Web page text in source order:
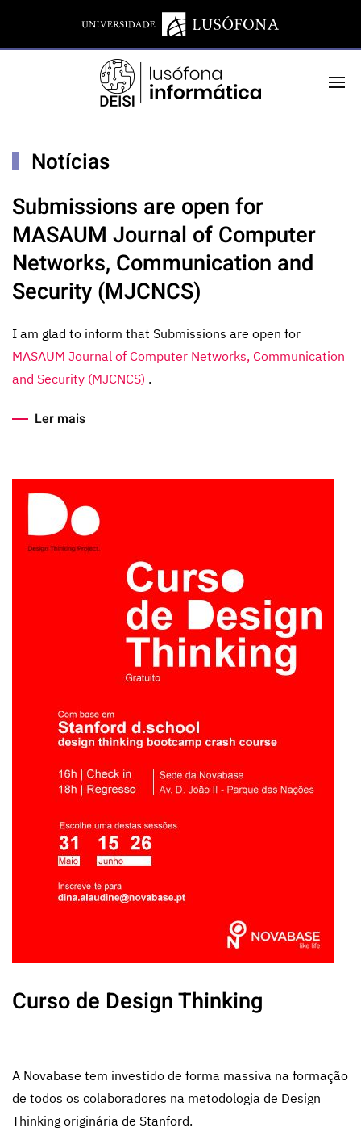
Notícias
Submissions are open for
MASAUM Journal of Computer
Networks, Communication and
Security (MJCNCS)
I am glad to inform that Submissions are open for
MASAUM Journal of Computer Networks, Communication
and Security (MJCNCS) .
Ler mais
Curso de Design Thinking
A Novabase tem investido de forma massiva na formação
de todos os colaboradores na metodologia de Design
Thinking originária de Stanford.